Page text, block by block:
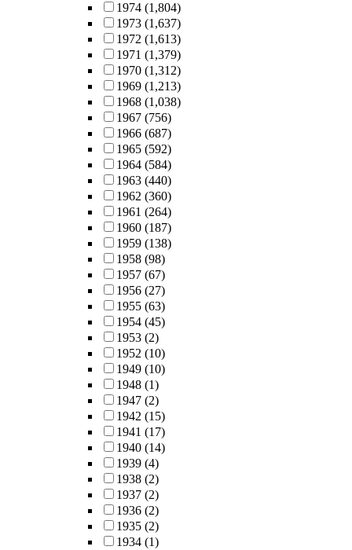
1974 (1,804)
1973 (1,637)
1972 (1,613)
1971 (1,379)
1970 (1,312)
1969 (1,213)
1968 (1,038)
1967 (756)
1966 (687)
1965 (592)
1964 (584)
1963 (440)
1962 (360)
1961 (264)
1960 (187)
1959 (138)
1958 (98)
1957 (67)
1956 (27)
1955 (63)
1954 (45)
1953 (2)
1952 (10)
1949 (10)
1948 (1)
1947 (2)
1942 (15)
1941 (17)
1940 (14)
1939 (4)
1938 (2)
1937 (2)
1936 (2)
1935 (2)
1934 (1)